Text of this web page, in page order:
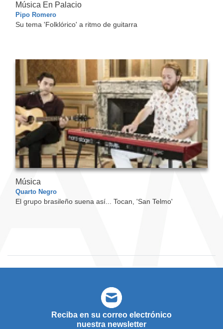
Música En Palacio
Pipo Romero
Su tema 'Folklórico' a ritmo de guitarra
Música
Quarto Negro
El grupo brasileño suena así... Tocan, 'San Telmo'
Reciba en su correo electrónico
nuestra newsletter